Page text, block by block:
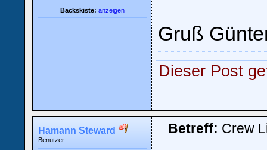
Ich habe mein Passwort
vergessen Registrieren
Backskiste: anzeigen
Gruß
Dieser Post
Hamann Steward
Benutzer
Betreff: Crew